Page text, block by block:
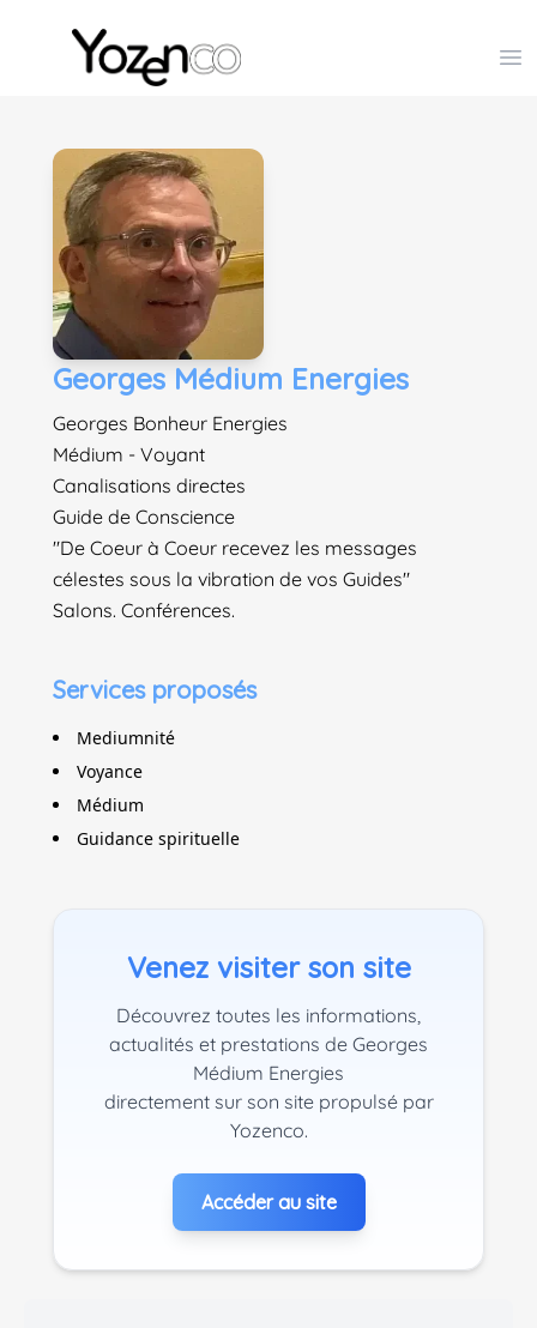
Yozenco - Organisateur de Salons, Evénements et
Georges Médium Energies
Georges Bonheur Energies
Médium - Voyant
Canalisations directes
Guide de Conscience
"De Coeur à Coeur recevez les messages
célestes sous la vibration de vos Guides"
Salons. Conférences.
Services proposés
Mediumnité
Voyance
Médium
Guidance spirituelle
Venez visiter son site
Découvrez toutes les informations,
actualités et prestations de Georges
Médium Energies
directement sur son site propulsé par
Yozenco.
Accéder au site